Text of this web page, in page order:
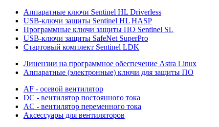
Аппаратные ключи Sentinel HL Driverless
USB-ключи защиты Sentinel HL HASP
Программные ключи защиты ПО Sentinel SL
USB-ключи защиты SafeNet SuperPro
Стартовый комплект Sentinel LDK
Лицензии на программное обеспечение Astra Linux
Аппаратные (электронные) ключи для защиты ПО
AF - осевой вентилятор
DC - вентилятор постоянного тока
AC - вентилятор переменного тока
Аксессуары для вентиляторов